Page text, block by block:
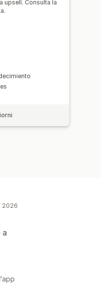
upsell. Consulta la
2026
a